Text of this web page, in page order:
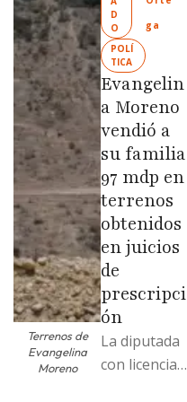
Limpia” en
colonias de
las …
Terrenos de
Evangelina
Moreno
D
O
POLÍ
TICA
ga
Evangelin
a Moreno
vendió a
su familia
97 mdp en
terrenos
obtenidos
en juicios
de
prescripci
ón
La diputada
con licencia